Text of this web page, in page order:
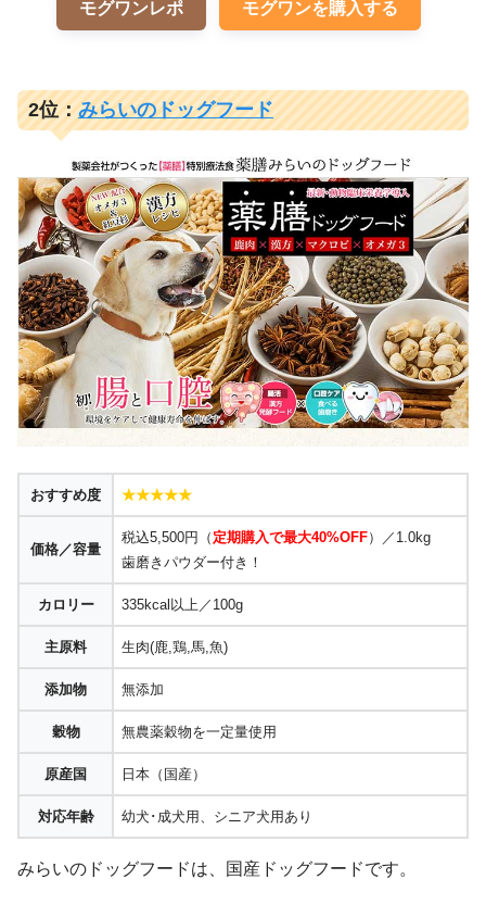
モグワンレポ モグワンを購入する
2位：みらいのドッグフード
おすすめ度 ★★★★★
価格／容量
税込5,500円（ 定期購入で最大40%OFF）／1.0kg
歯磨きパウダー付き！
カロリー 335kcal以上／100g
主原料 生肉(鹿,鶏,馬,魚)
添加物 無添加
穀物 無農薬穀物を一定量使用
原産国 日本（国産）
対応年齢 幼犬･成犬用、シニア犬用あり
みらいのドッグフードは、国産ドッグフードです。